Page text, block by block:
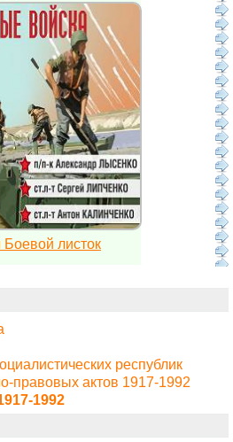
листок
республик
правовых актов 1917-1992
1992